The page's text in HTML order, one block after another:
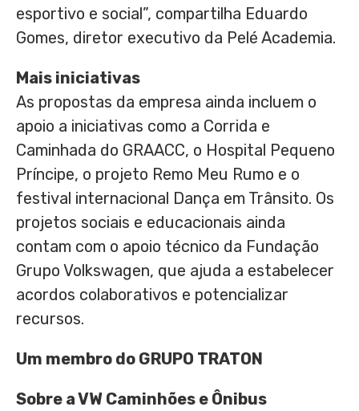
esportivo e social”, compartilha Eduardo
Gomes, diretor executivo da Pelé Academia.
Mais iniciativas
As propostas da empresa ainda incluem o
apoio a iniciativas como a Corrida e
Caminhada do GRAACC, o Hospital Pequeno
Príncipe, o projeto Remo Meu Rumo e o
festival internacional Dança em Trânsito. Os
projetos sociais e educacionais ainda
contam com o apoio técnico da Fundação
Grupo Volkswagen, que ajuda a estabelecer
acordos colaborativos e potencializar
recursos.
Um membro do GRUPO TRATON
Sobre a VW Caminhões e Ônibus